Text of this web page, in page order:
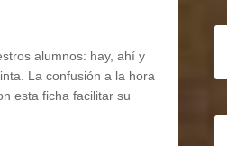
alumnos: hay, ahí y
La confusión a la hora
esta ficha facilitar su